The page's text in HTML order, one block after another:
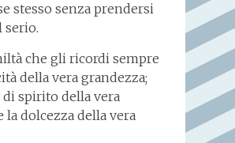
stesso senza prendersi
serio.
che gli ricordi sempre
della vera grandezza;
di spirito della vera
la dolcezza della vera